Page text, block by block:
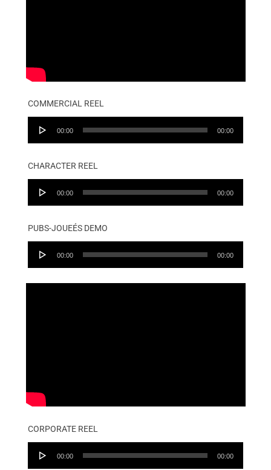
COMMERCIAL REEL
Audio
00:00 00:00
CHARACTER REEL
Audio
00:00 00:00
PUBS-JOUEÉS DEMO
Audio
00:00 00:00
CORPORATE REEL
Audio
00:00 00:00